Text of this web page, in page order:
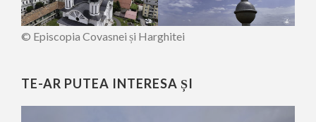
© Episcopia Covasnei și Harghitei
TE-AR PUTEA INTERESA ȘI